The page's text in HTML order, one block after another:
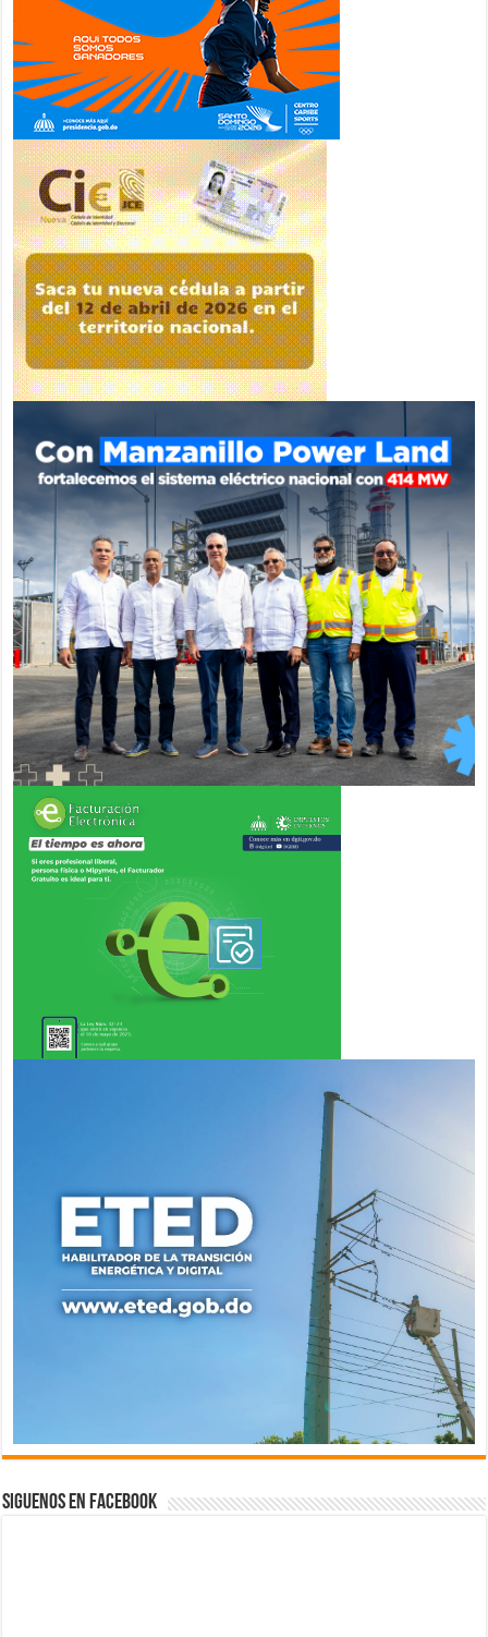
Siguenos en Facebook